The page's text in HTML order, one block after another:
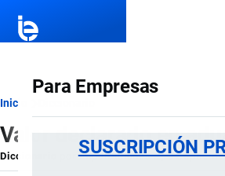
Para Empresas
SUSCRIPCIÓN
Ruta
de
navegación
Inicio
Valor declarado en
Diccionario porImportaciones …, 8